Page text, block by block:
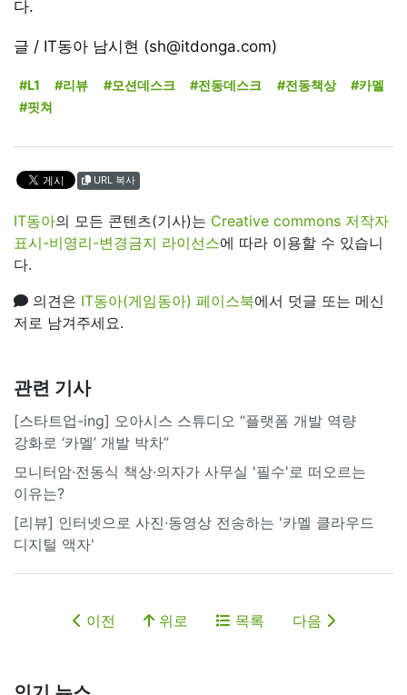
다.
글 / IT동아 남시현 (sh@itdonga.com)
#L1 #리뷰 #모션데스크 #전동데스크 #전동책상
#카멜
#핏쳐
URL 복사
IT동아의 모든 콘텐츠(기사)는 Creative commons 저작자
표시-비영리-변경금지 라이선스에 따라 이용할 수 있습니
다.
의견은 IT동아(게임동아) 페이스북에서 덧글 또는 메신
저로 남겨주세요.
관련 기사
[스타트업-ing] 오아시스 스튜디오 “플랫폼 개발 역량
강화로 ‘카멜’ 개발 박차”
모니터암·전동식 책상·의자가 사무실 '필수'로 떠오르는
이유는?
[리뷰] 인터넷으로 사진·동영상 전송하는 '카멜 클라우드
디지털 액자'
이전 위로 목록 다음